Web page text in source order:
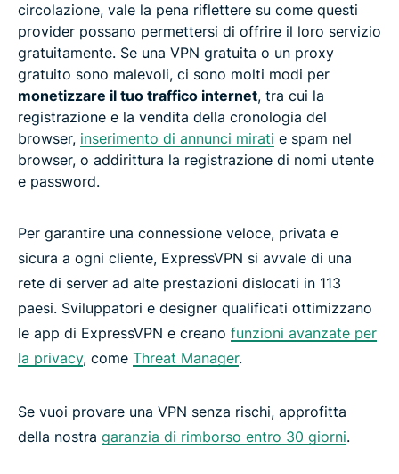
circolazione, vale la pena riflettere su come questi
provider possano permettersi di offrire il loro servizio
gratuitamente. Se una VPN gratuita o un proxy
gratuito sono malevoli, ci sono molti modi per
monetizzare il tuo traffico internet, tra cui la
registrazione e la vendita della cronologia del
browser, inserimento di annunci mirati e spam nel
browser, o addirittura la registrazione di nomi utente
e password.
Per garantire una connessione veloce, privata e
sicura a ogni cliente, ExpressVPN si avvale di una
rete di server ad alte prestazioni dislocati in 113
paesi. Sviluppatori e designer qualificati ottimizzano
le app di ExpressVPN e creano funzioni avanzate per
la privacy, come Threat Manager.
Se vuoi provare una VPN senza rischi, approfitta
della nostra garanzia di rimborso entro 30 giorni.